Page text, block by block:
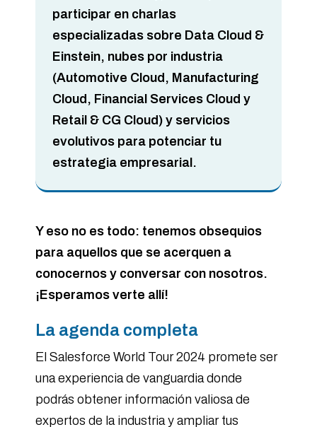
participar en charlas
especializadas sobre Data Cloud &
Einstein, nubes por industria
(Automotive Cloud, Manufacturing
Cloud, Financial Services Cloud y
Retail & CG Cloud) y servicios
evolutivos para potenciar tu
estrategia empresarial.
Y eso no es todo: tenemos obsequios
para aquellos que se acerquen a
conocernos y conversar con nosotros.
¡Esperamos verte allí!
La agenda completa
El Salesforce World Tour 2024 promete ser
una experiencia de vanguardia donde
podrás obtener información valiosa de
expertos de la industria y ampliar tus